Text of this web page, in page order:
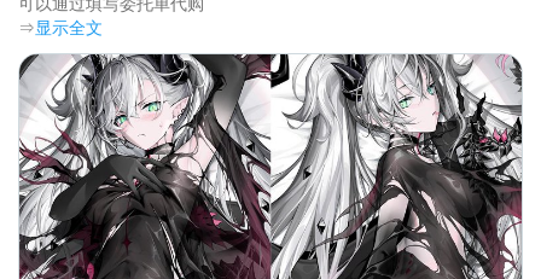
⇒显示全文